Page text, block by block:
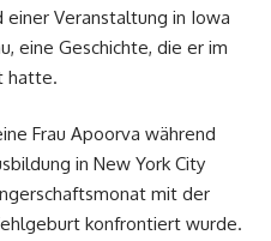
einer Veranstaltung in Iowa
eine Geschichte, die er im
hatte.
Frau Apoorva während
in New York City
mit der
konfrontiert wurde.